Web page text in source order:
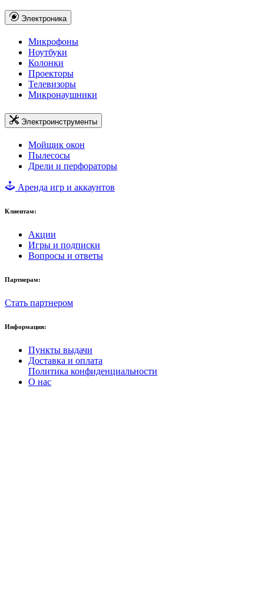
Электроника
Микрофоны
Ноутбуки
Колонки
Проекторы
Телевизоры
Микронаушники
Электроинструменты
Мойщик окон
Пылесосы
Дрели и перфораторы
Аренда игр и аккаунтов
Клиентам:
Акции
Игры и подписки
Вопросы и ответы
Партнерам:
Стать партнером
Информация:
Пункты выдачи
Доставка и оплата
Политика конфиденциальности
О нас